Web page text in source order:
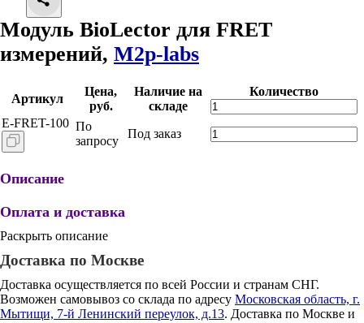
Модуль BioLector для FRET
измерений, M2p-labs
Артикул
Цена,
руб.
Наличие на
складе
Количество
E-FRET-100 По
запросу
Под заказ
Описание
Оплата и доставка
Раскрыть описание
Доставка по Москве
Доставка осуществляется по всей России и странам СНГ.
Возможен самовывоз со склада по адресу Московская область, г.
Мытищи, 7-й Ленинский переулок, д.13. Доставка по Москве и